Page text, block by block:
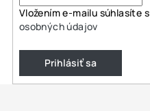
Vložením e-mailu súhlasíte s
osobných údajov
Prihlásiť sa